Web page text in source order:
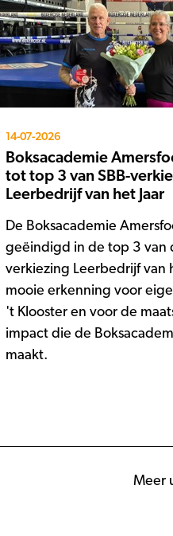
14-07-2026
Boksacademie
tot top 3 van SBB-
Leerbedrijf van het Jaar
De Boksacademie
geëindigd in de top 3 van
verkiezing Leerbedrijf van
mooie erkenning voor
't Klooster en voor de
impact die de
maakt.
Meer